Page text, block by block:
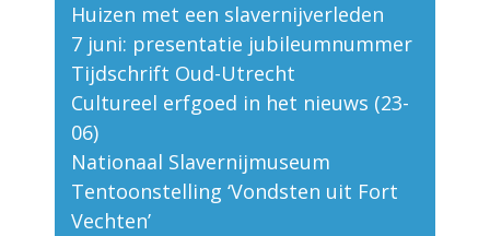
Huizen met een slavernijverleden
7 juni: presentatie jubileumnummer
Tijdschrift Oud-Utrecht
Cultureel erfgoed in het nieuws (23-
06)
Nationaal Slavernijmuseum
Tentoonstelling ‘Vondsten uit Fort
Vechten’